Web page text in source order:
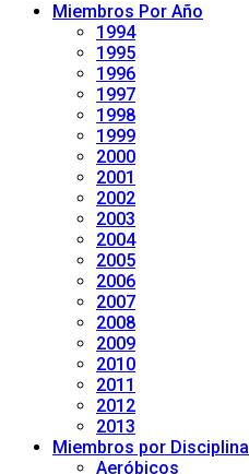
Miembros Por Año
1994
1995
1996
1997
1998
1999
2000
2001
2002
2003
2004
2005
2006
2007
2008
2009
2010
2011
2012
2013
Miembros por Disciplina
Aeróbicos